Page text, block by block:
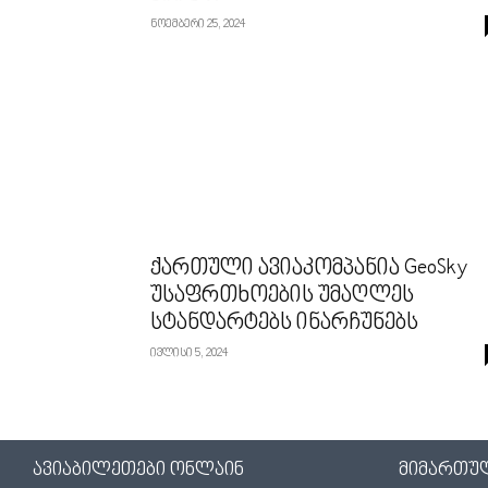
ნოემბერი 25, 2024
ქართული ავიაკომპანია GeoSky
უსაფრთხოების უმაღლეს
სტანდარტებს ინარჩუნებს
ივლისი 5, 2024
ავიაბილეთები ონლაინ